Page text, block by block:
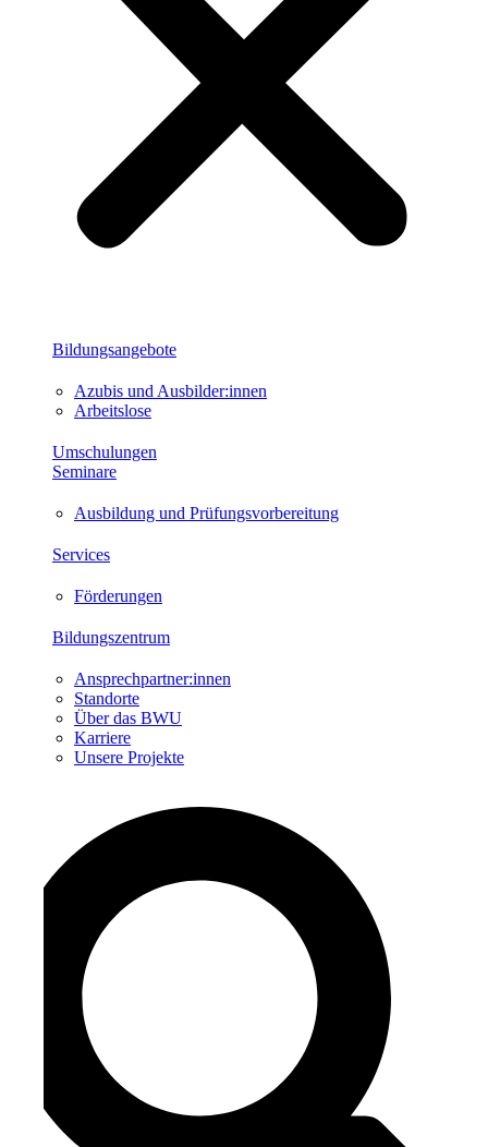
Bildungsangebote
Azubis und Ausbilder:innen
Arbeitslose
Umschulungen
Seminare
Ausbildung und Prüfungsvorbereitung
Services
Förderungen
Bildungszentrum
Ansprechpartner:innen
Standorte
Über das BWU
Karriere
Unsere Projekte